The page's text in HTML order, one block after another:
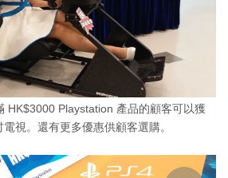
HK$3000 Playstation 產品的顧客可以獲
視。還有更多優惠供顧客選購。